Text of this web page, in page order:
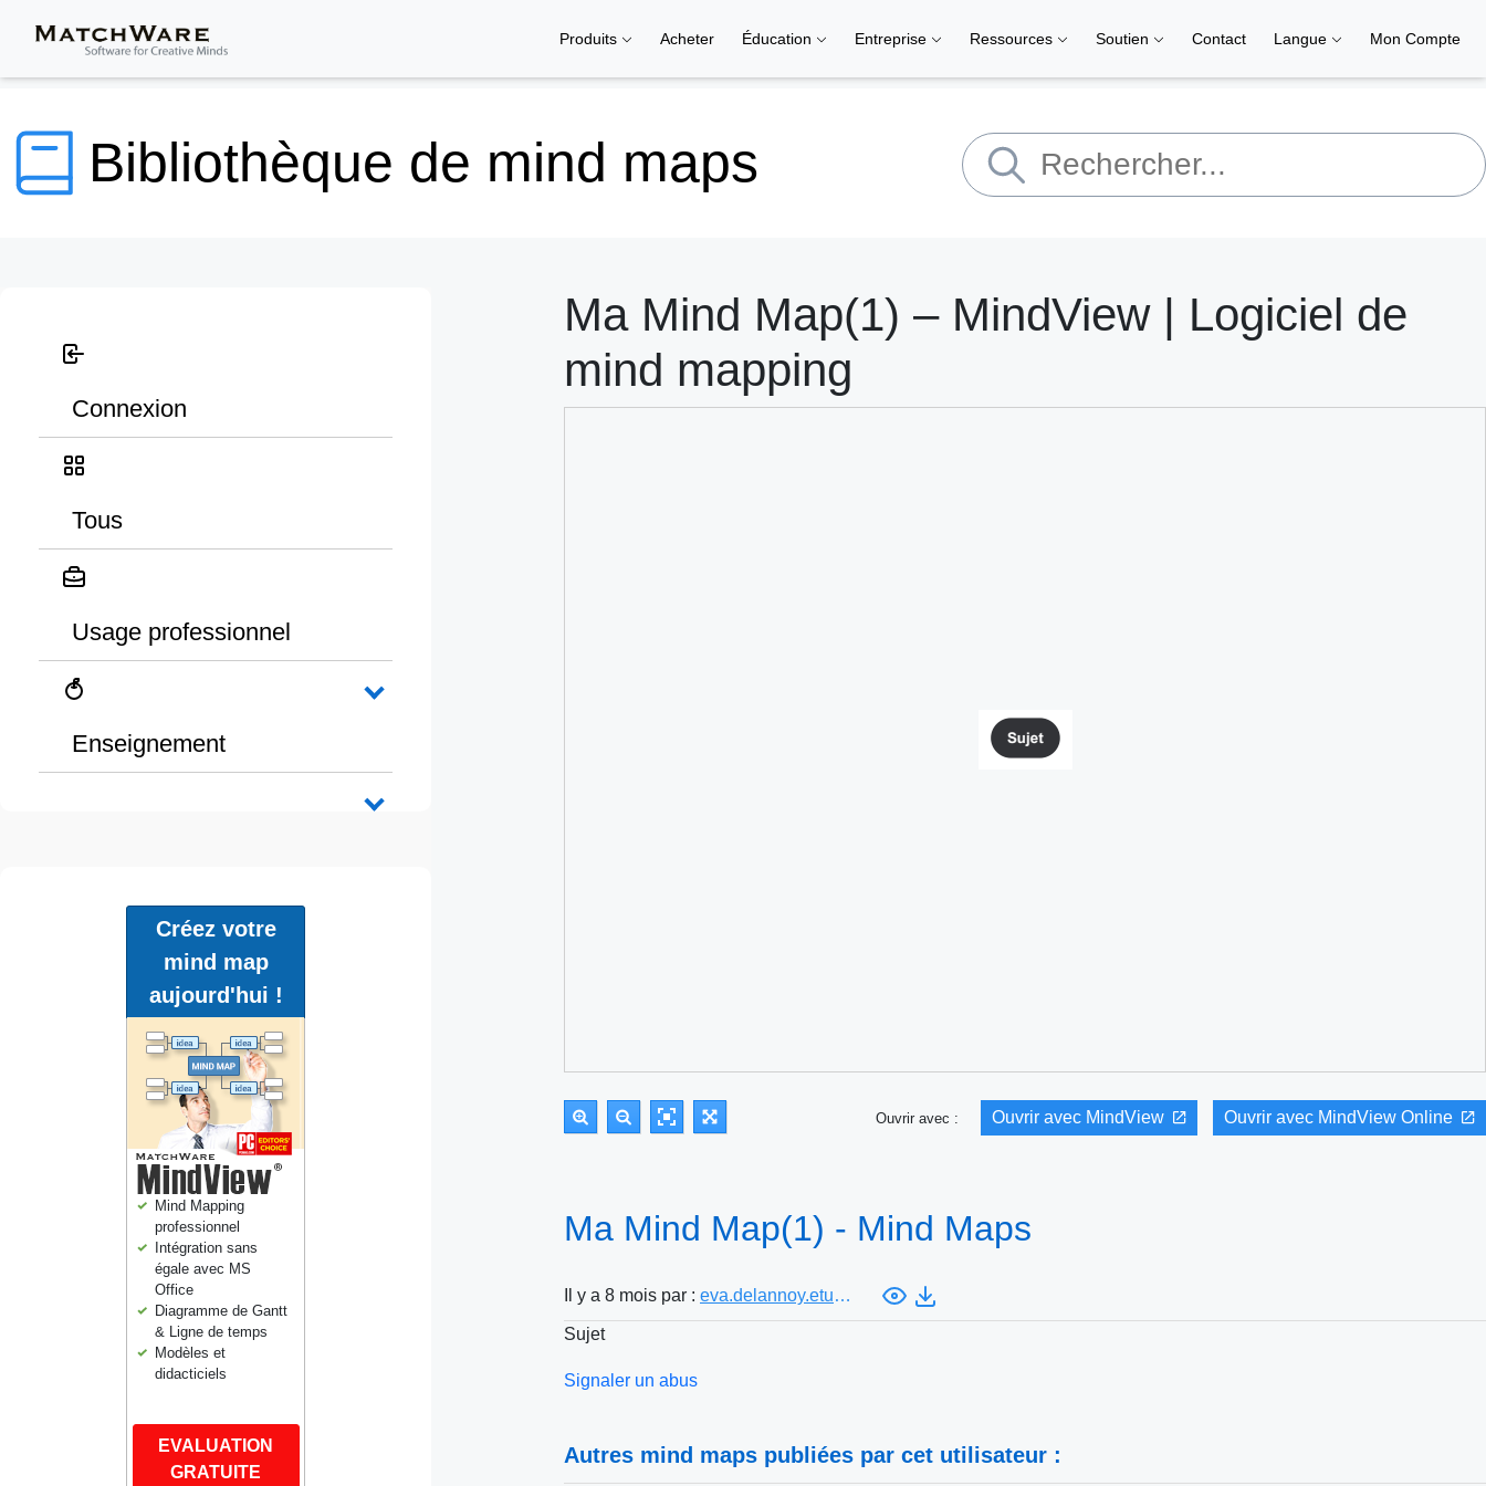
Produits Acheter Éducation Entreprise Ressources Soutien Contact Langue Mon Compte
Bibliothèque de mind maps
Connexion
Tous
Usage professionnel
Enseignement
Créez votre
mind map
aujourd'hui !
Mind Mapping
professionnel
Intégration sans
égale avec MS
Office
Diagramme de Gantt
& Ligne de temps
Modèles et
didacticiels
EVALUATION
GRATUITE
Ma Mind Map(1) – MindView | Logiciel de
mind mapping
Ouvrir avec : Ouvrir avec MindView Ouvrir avec MindView Online
Ma Mind Map(1) - Mind Maps
Il y a 8 mois par : eva.delannoy.etu@univ-lille.fr
Sujet
Signaler un abus
Autres mind maps publiées par cet utilisateur :